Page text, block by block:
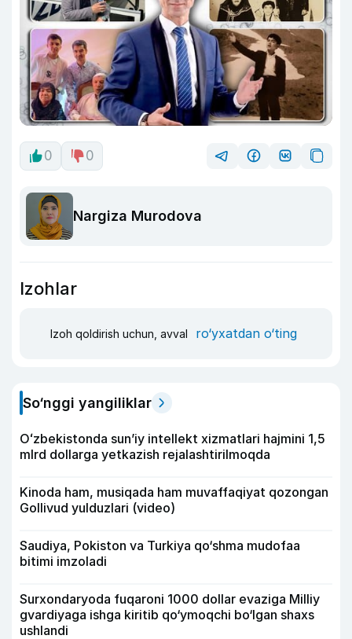
0 0
Nargiza Murodova
Izohlar
Izoh qoldirish uchun, avval ro‘yxatdan o‘ting
So‘nggi yangiliklar
Oʻzbekistonda sunʼiy intellekt xizmatlari hajmini 1,5
mlrd dollarga yetkazish rejalashtirilmoqda
Kinoda ham, musiqada ham muvaffaqiyat qozongan
Gollivud yulduzlari (video)
Saudiya, Pokiston va Turkiya qo‘shma mudofaa
bitimi imzoladi
Surxondaryoda fuqaroni 1000 dollar evaziga Milliy
gvardiyaga ishga kiritib qo‘ymoqchi bo‘lgan shaxs
ushlandi